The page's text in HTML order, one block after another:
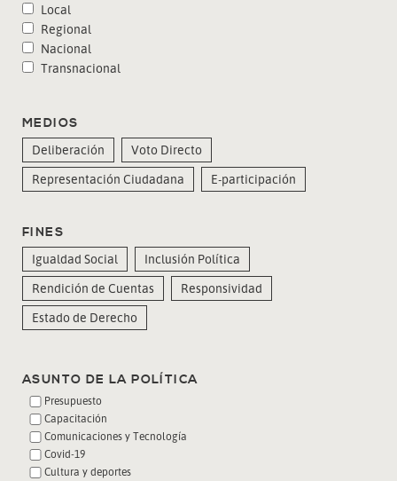
Local
Regional
Nacional
Transnacional
MEDIOS
Deliberación
Voto Directo
Representación Ciudadana
E-participación
FINES
Igualdad Social
Inclusión Política
Rendición de Cuentas
Responsividad
Estado de Derecho
ASUNTO DE LA POLÍTICA
Presupuesto
Capacitación
Comunicaciones y Tecnología
Covid-19
Cultura y deportes